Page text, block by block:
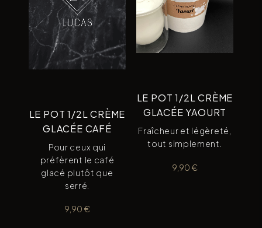
LE POT 1/2L CRÈME
GLACÉE CAFÉ
Pour ceux qui
préfèrent le café
glacé plutôt que
serré.
9,90 €
LE POT 1/2L CRÈME
GLACÉE YAOURT
Fraîcheur et légèreté,
tout simplement.
9,90 €